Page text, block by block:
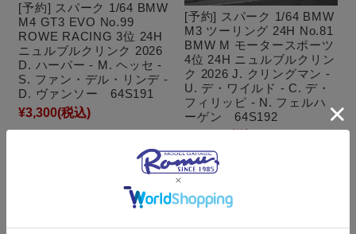
[予約] スパーク 1/64 BMW
M4 GT3 EVO No.99
ROWE RACING 3位 24H
ニュルブルクリンク 2026
D. ハーパー - M. ヘッセ -
S. ファン・デル・リンデ -
D. ヴァンソー 64S191
¥3,300(税込)
[予約] スパーク 1/64 BMW
M3 ツーリング 24H No.81
BMW M モータースポーツ
4位 24H ニュルブルクリン
ク 2026 J. クリングマン -
U. デ・ワイルド - C. デ・
フィリッピ - N. フェルハ
ーゲン 64S192